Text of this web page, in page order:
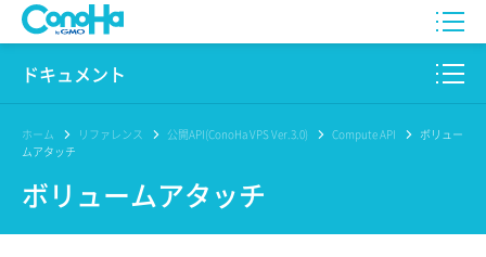
WING
ドキュメント
このサイトについて
プロダクト
リファレンス
ホーム リファレンス 公開API(ConoHa VPS Ver.3.0) Compute API
ボリュー
ムアタッチ
ボリュームアタッチ